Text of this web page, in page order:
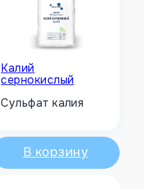
Калий
сернокислый
Сульфат калия
В корзину